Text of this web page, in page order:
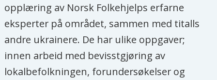
opplæring av Norsk Folkehjelps erfarne
eksperter på området, sammen med titalls
andre ukrainere. De har ulike oppgaver;
innen arbeid med bevisstgjøring av
lokalbefolkningen, forundersøkelser og